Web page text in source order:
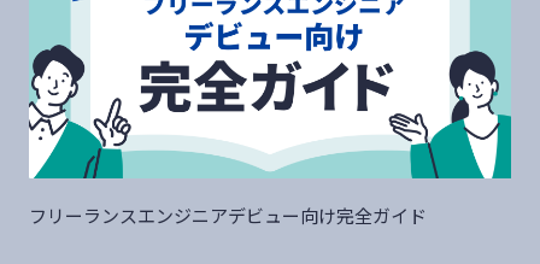
フリーランスエンジニアデビュー向け完全ガイド